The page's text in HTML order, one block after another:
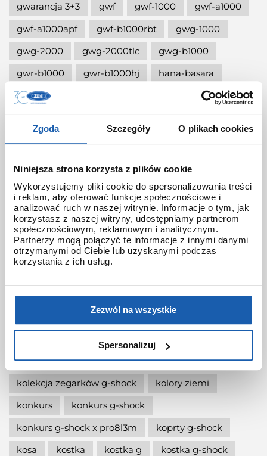
Zgoda Szczegóły O plikach cookies
Niniejsza strona korzysta z plików cookie
Wykorzystujemy pliki cookie do spersonalizowania treści
i reklam, aby oferować funkcje społecznościowe i
analizować ruch w naszej witrynie. Informacje o tym, jak
korzystasz z naszej witryny, udostępniamy partnerom
społecznościowym, reklamowym i analitycznym.
Partnerzy mogą połączyć te informacje z innymi danymi
otrzymanymi od Ciebie lub uzyskanymi podczas
korzystania z ich usług.
Zezwól na wszystkie
Spersonalizuj
gwarancja 3+3
gwf gwf-1000
gwf-a1000
gwf-a1000apf
gwf-b1000rbt
gwg-1000
gwg-2000
gwg-2000tlc
gwg-b1000
gwr-b1000
gwr-b1000hj
hana-basara
hidden talents
ignite red
illuminator g-shock
jak skrócić bransoletę w g-shock?
jak ustawić zegarek g-shock ga-2100?
jak włączyć podświetlenie w zegarku
jak wymienić baterię gshock?
jaki g-shock wybrać
jaki zegarek damski kupić
jaki zegarek g-shock wybrać
jaki zegarek wybrać
kermit
king
kiwami-ao-zumi kobiet
kolaboracja
kolekcja zegarków g-shock
kolory ziemi
konkurs
konkurs g-shock
konkurs g-shock x pro8l3m
koprty g-shock
kosa
kostka kostka g
kostka g-shock